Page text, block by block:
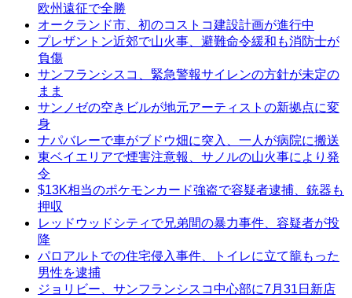
欧州遠征で全勝
オークランド市、初のコストコ建設計画が進行中
プレザントン近郊で山火事、避難命令緩和も消防士が
負傷
サンフランシスコ、緊急警報サイレンの方針が未定の
まま
サンノゼの空きビルが地元アーティストの新拠点に変
身
ナパバレーで車がブドウ畑に突入、一人が病院に搬送
東ベイエリアで煙害注意報、サノルの山火事により発
令
$13K相当のポケモンカード強盗で容疑者逮捕、銃器も
押収
レッドウッドシティで兄弟間の暴力事件、容疑者が投
降
パロアルトでの住宅侵入事件、トイレに立て籠もった
男性を逮捕
ジョリビー、サンフランシスコ中心部に7月31日新店